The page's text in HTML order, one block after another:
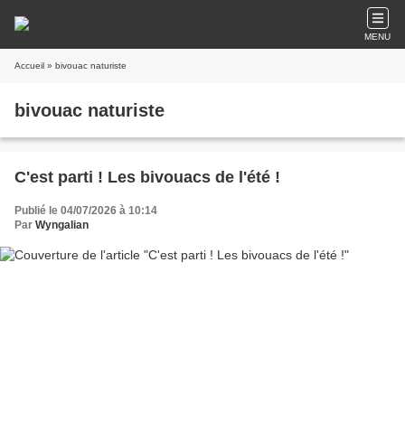
MENU
Accueil » bivouac naturiste
bivouac naturiste
C'est parti ! Les bivouacs de l'été !
Publié le 04/07/2026 à 10:14
Par Wyngalian